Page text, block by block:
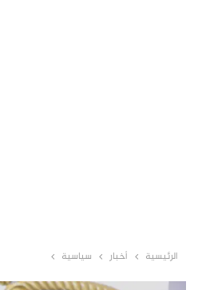
الرئيسية أخبار سياسية